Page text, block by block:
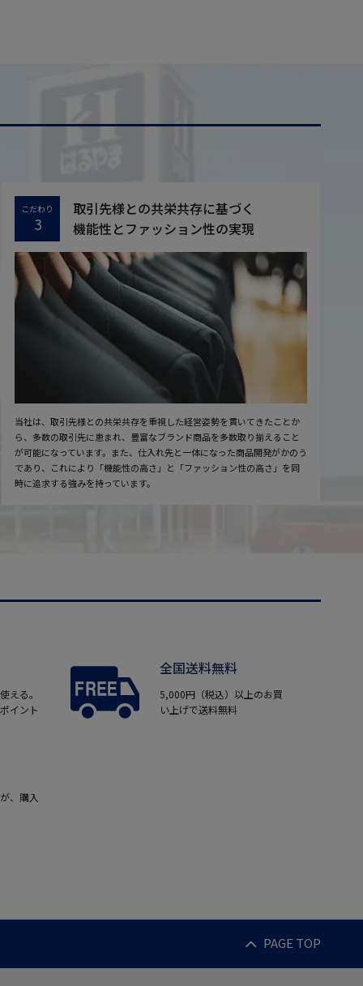
こだわり
3
取引先様との共栄共存に基づく
機能性とファッション性の実現
当社は、取引先様との共栄共存を重視した経営姿勢を貫いてきたことか
ら、多数の取引先に恵まれ、豊富なブランド商品を多数取り揃えること
が可能になっています。また、仕入れ先と一体になった商品開発がかのう
であり、これにより「機能性の高さ」と「ファッション性の高さ」を同
時に追求する強みを持っています。
える。
イント
全国送料無料
5,000円（税込）以上のお買
い上げで送料無料
、購入
PAGE TOP